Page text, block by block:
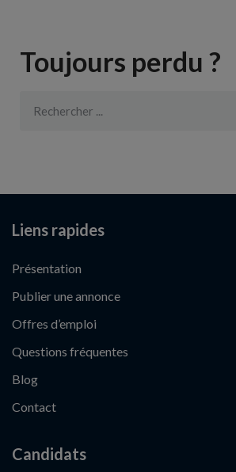
Toujours perdu ?
Liens rapides
Présentation
Publier une annonce
Offres d’emploi
Questions fréquentes
Blog
Contact
Candidats